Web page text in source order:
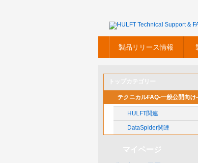
製品リリース情報
テクニカルFAQ-一般公開向け-
HULFT関連
DataSpider関連